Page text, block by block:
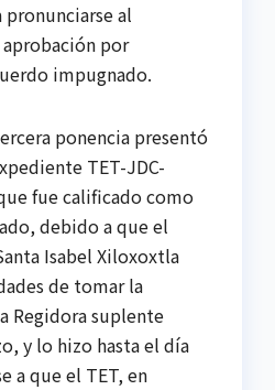
al
por
impugnado.
ponencia presentó
TET-JDC-
fue calificado como
debido a que el
Isabel Xiloxoxtla
de tomar la
Regidora suplente
y lo hizo hasta el día
a que el TET, en